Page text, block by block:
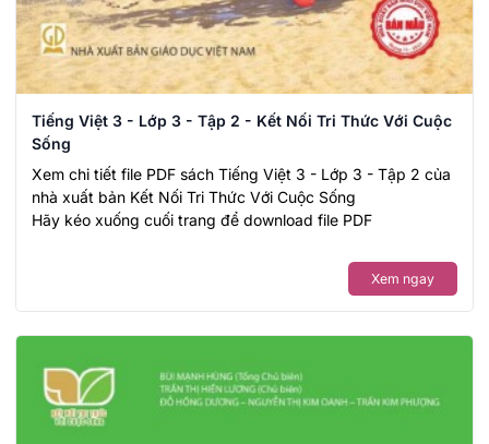
Tiếng Việt 3 - Lớp 3 - Tập 2 - Kết Nối Tri Thức Với Cuộc
Sống
Xem chi tiết file PDF sách Tiếng Việt 3 - Lớp 3 - Tập 2 của
nhà xuất bản Kết Nối Tri Thức Với Cuộc Sống
Hãy kéo xuống cuối trang để download file PDF
Xem ngay